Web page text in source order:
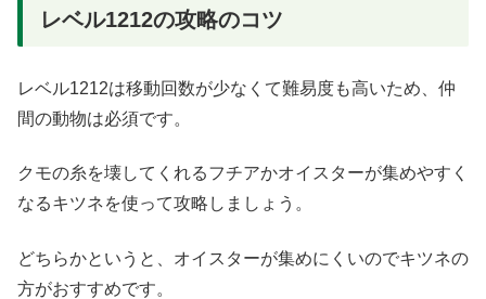
レベル1212の攻略のコツ
レベル1212は移動回数が少なくて難易度も高いため、仲
間の動物は必須です。
クモの糸を壊してくれるフチアかオイスターが集めやすく
なるキツネを使って攻略しましょう。
どちらかというと、オイスターが集めにくいのでキツネの
方がおすすめです。